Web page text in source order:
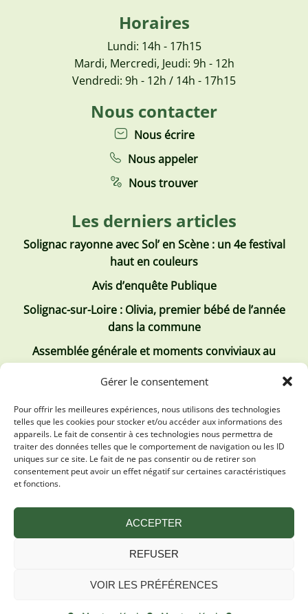
Gérer le consentement
Pour offrir les meilleures expériences, nous utilisons des technologies
telles que les cookies pour stocker et/ou accéder aux informations des
appareils. Le fait de consentir à ces technologies nous permettra de
traiter des données telles que le comportement de navigation ou les ID
uniques sur ce site. Le fait de ne pas consentir ou de retirer son
consentement peut avoir un effet négatif sur certaines caractéristiques
et fonctions.
ACCEPTER
REFUSER
VOIR LES PRÉFÉRENCES
Horaires
Lundi: 14h - 17h15
Mardi, Mercredi, Jeudi: 9h - 12h
Vendredi: 9h - 12h / 14h - 17h15
Nous contacter
Nous écrire
Nous appeler
Nous trouver
Les derniers articles
Solignac rayonne avec Sol’ en Scène : un 4e festival
haut en couleurs
Avis d’enquête Publique
Solignac-sur-Loire : Olivia, premier bébé de l’année
dans la commune
Assemblée générale et moments conviviaux au
Club Tous ensemble
Les derniers comptes rendus
Conseil municipal 2 juillet 2026
Conseil Municipal du 30 avril 2026